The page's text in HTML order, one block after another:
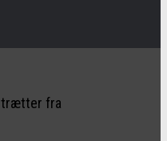
fra